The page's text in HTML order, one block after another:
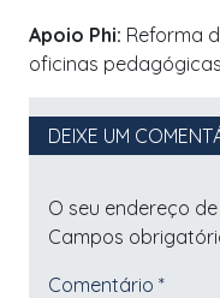
Apoio Phi: Reforma
oficinas
DEIXE UM
O seu endereço
Campos
Comentário *